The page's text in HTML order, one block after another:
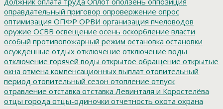
оправдательный приговор опровержение опрос
оптимизация ОПФР ОРВИ организация пчеловодов
оружие ОСВВ освещение осень оскорбление власти
особый противопожарный режим остановка остановки
осужденные отдых отключение отключение воды
отключение горячей воды открытое обращение открытые
окна отмена компенсационных выплат отопительный
период отопительный сезон отопление отпуск
отравление отставка отставка Левинталя и Коростелёва
отцы города отцы-одиночки отчетность охота охрана